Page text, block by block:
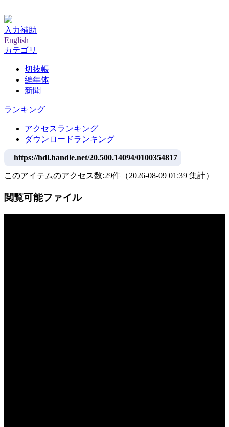
入力補助
English
カテゴリ
切抜帳
編年体
新聞
ランキング
アクセスランキング
ダウンロードランキング
https://hdl.handle.net/20.500.14094/0100354817
このアイテムのアクセス数:29件 （2026-08-09 01:39 集計）
閲覧可能ファイル